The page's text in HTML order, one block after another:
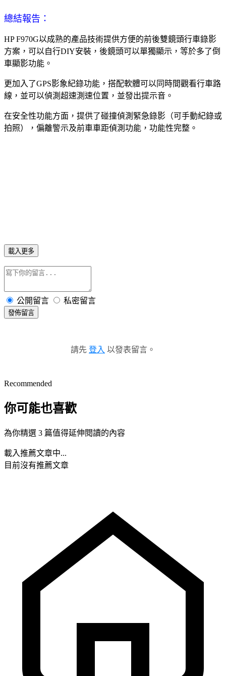
總結報告：
HP F970G以成熟的產品技術提供方便的前後雙鏡頭行車錄影
方案，可以自行DIY安裝，後鏡頭可以單獨顯示，等於多了倒
車顯影功能。
更加入了GPS影象紀錄功能，搭配軟體可以同時間觀看行車路
線，並可以偵測超速測速位置，並發出提示音。
在安全性功能方面，提供了碰撞偵測緊急錄影（可手動紀錄或
拍照），偏離警示及前車車距偵測功能，功能性完整。
載入更多
公開留言 私密留言
發佈留言
請先 登入 以發表留言。
Recommended
你可能也喜歡
為你精選 3 篇值得延伸閱讀的內容
載入推薦文章中...
目前沒有推薦文章